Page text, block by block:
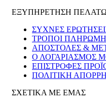
ΕΞΥΠΗΡΕΤΗΣΗ
ΣΥΧΝΕΣ
ΤΡΟΠΟΙ
ΑΠΟΣΤΟΛΕΣ &
Ο ΛΟΓΑΡΙΑΣΜΟΣ
ΕΠΙΣΤΡΟΦΕΣ
ΠΟΛΙΤΙΚΗ
ΣΧΕΤΙΚΑ ΜΕ ΕΜΑΣ